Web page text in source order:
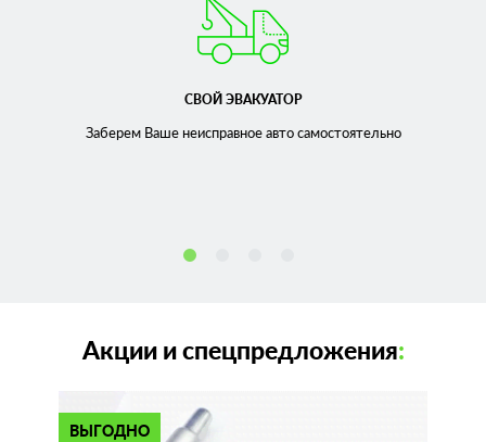
СВОЙ ЭВАКУАТОР
Заберем Ваше неисправноеавто самостоятельно
Акции и спецпредложения:
ВЫГОДНО